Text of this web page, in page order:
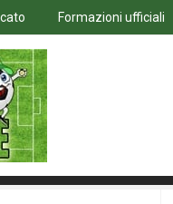
Formazioni ufficiali